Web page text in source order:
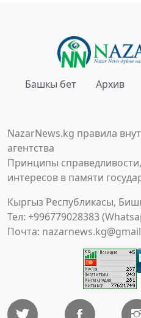
Башкы бет Архив
NazarNews.kg правила
агентства
Принципы
интересов в памяти
Кыргыз Республикасы,
Тел: +996779028383
Почта: